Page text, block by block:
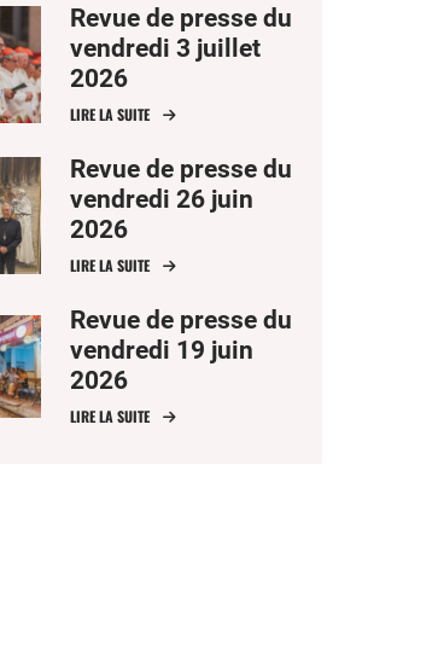
Revue de presse du
vendredi 3 juillet
2026
LIRE LA SUITE
Revue de presse du
vendredi 26 juin
2026
LIRE LA SUITE
Revue de presse du
vendredi 19 juin
2026
LIRE LA SUITE